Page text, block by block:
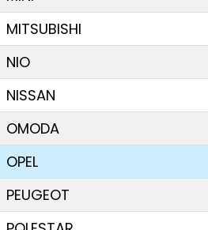
MITSUBISHI
NIO
NISSAN
OMODA
OPEL
PEUGEOT